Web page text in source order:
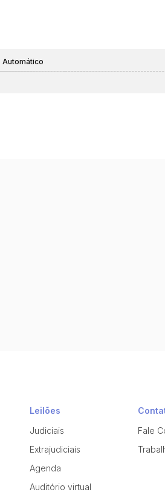
Automático
Leilões
Judiciais
Extrajudiciais
Agenda
Auditório virtual
Fale